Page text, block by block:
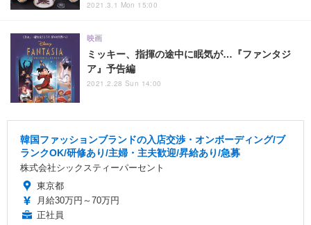
2021.3.1 Mon 15:00
ミッキー、指揮の途中に眠気が…『ファンタジ
ア』予告編
映画
2021.2.28 Sun 14:00
韓国ファッションブランドの入店交渉・オンボーディング/ブ
ランクOK/研修あり/主婦・主夫歓迎/昇給あり/急募
株式会社シックスティーパーセント
東京都
月給30万円～70万円
正社員